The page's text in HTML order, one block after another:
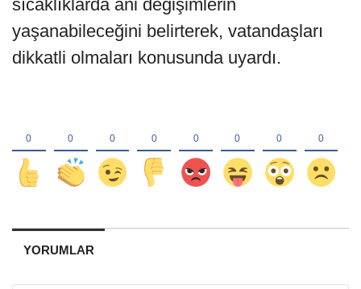
sıcaklıklarda ani değişimlerin
yaşanabileceğini belirterek, vatandaşları
dikkatli olmaları konusunda uyardı.
YORUMLAR